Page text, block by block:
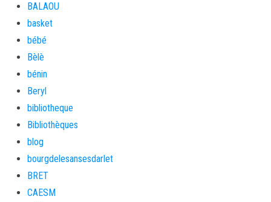
BALAOU
basket
bébé
Bèlè
bénin
Beryl
bibliotheque
Bibliothèques
blog
bourgdelesansesdarlet
BRET
CAESM